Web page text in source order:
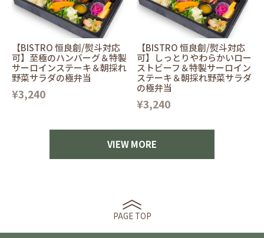
【BISTRO 恒良創/熨斗対応
可】至極のハンバーグ＆特製
サーロインステーキ＆朝採れ
野菜サラダの極弁当
¥3,240
【BISTRO 恒良創/熨斗対応
可】しっとりやわらかいロー
ストビーフ＆特製サーロイン
ステーキ＆朝採れ野菜サラダ
の極弁当
¥3,240
VIEW MORE
PAGE TOP